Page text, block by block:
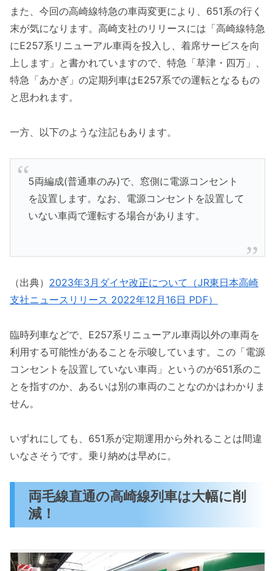
また、今回の高崎線特急の車両変更により、651系の行く
末が気になります。高崎支社のリリースには「高崎線特急
にE257系リニューアル車両を投入し、着席サービスを向
上します」と書かれていますので、特急「草津・四万」、
特急「あかぎ」の定期列車はE257系での運転となるもの
と思われます。
一方、以下のような注記もあります。
5両編成(普通車のみ)で、窓側に電源コンセント
を設置します。なお、電源コンセントを設置して
いない車両で運転する場合があります。
（出典） 2023年3月ダイヤ改正について（JR東日本高崎
支社ニュースリリース 2022年12月16日 PDF）
臨時列車などで、E257系リニューアル車両以外の車両を
利用する可能性があることを示唆しています。この「電源
コンセントを設置していない車両」というのが651系のこ
とを指すのか、あるいは別の車両のことなのかはわかりま
せん。
いずれにしても、651系が定期運用から外れることは間違
いなさそうです。乗り納めは早めに。
両毛線直通の高崎線列車は大幅に削
減！